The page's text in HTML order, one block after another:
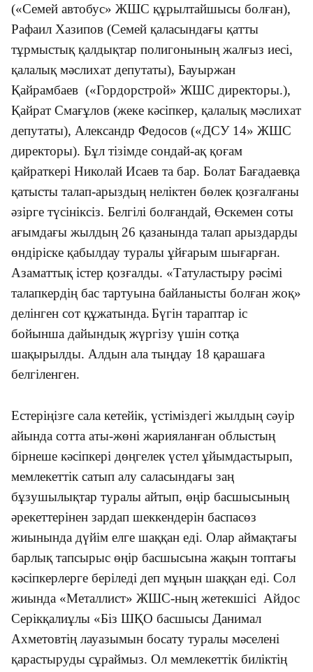
(«Семей автобус» ЖШС құрылтайшысы болған),
Рафаил Хазипов (Семей қаласындағы қатты
тұрмыстық қалдықтар полигонының жалғыз иесі,
қалалық мәслихат депутаты), Бауыржан
Қайрамбаев («Гордорстрой» ЖШС директоры.),
Қайрат Смағұлов (жеке кәсіпкер, қалалық мәслихат
депутаты), Александр Федосов («ДСУ 14» ЖШС
директоры). Бұл тізімде сондай-ақ қоғам
қайраткері Николай Исаев та бар. Болат Бағадаевқа
қатысты талап-арыздың неліктен бөлек қозғалғаны
әзірге түсініксіз. Белгілі болғандай, Өскемен соты
ағымдағы жылдың 26 ​​қазанында талап арыздарды
өндіріске қабылдау туралы ұйғарым шығарған.
Азаматтық істер қозғалды. «Татуластыру рәсімі
талапкердің бас тартуына байланысты болған жоқ»
делінген сот құжатында.Бүгін тараптар іс
бойынша дайындық жүргізу үшін сотқа
шақырылды. Алдын ала тыңдау 18 қарашаға
белгіленген.
Естеріңізге сала кетейік, үстіміздегі жылдың сәуір
айында сотта аты-жөні жарияланған облыстың
бірнеше кәсіпкері дөңгелек үстел ұйымдастырып,
мемлекеттік сатып алу саласындағы заң
бұзушылықтар туралы айтып, өңір басшысының
әрекеттерінен зардап шеккендерін баспасөз
жиынында дүйім елге шаққан еді. Олар аймақтағы
барлық тапсырыс өңір басшысына жақын топтағы
кәсіпкерлерге беріледі деп мұңын шаққан еді. Сол
жиында «Металлист» ЖШС-ның жетекшісі Айдос
Серікқалиұлы «Біз ШҚО басшысы Данимал
Ахметовтің лауазымын босату туралы мәселені
қарастыруды сұраймыз. Ол мемлекеттік биліктің